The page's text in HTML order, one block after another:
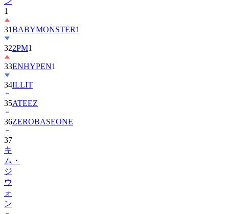
31
322PM1
33ENHYPEN
34ILLIT
35ATEEZ
36ZEROBASEONE
37
キ
ム・
ジ
ウ
ォ
ン
38